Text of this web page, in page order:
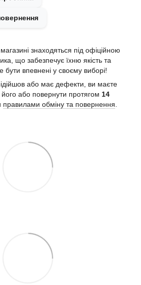
знаходяться під офіційною
що забезпечує їхню якість та
бути впевнені у своєму виборі!
або має дефекти, ви маєте
його або повернути протягом 14
правилами обміну та повернення